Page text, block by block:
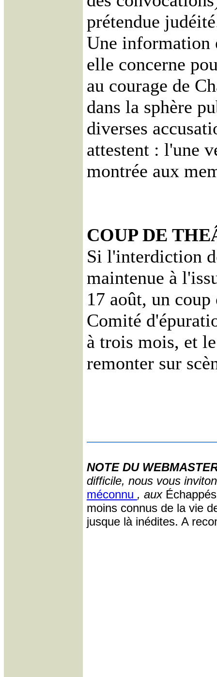
prétendue
Une information
elle concerne
au courage de
dans la sphère
diverses
attestent : l'une
montrée aux
COUP DE
Si l'interdiction
maintenue à
17 août, un
Comité
à trois mois, et
remonter sur
NOTE DU
difficile, nous vous
méconnu , aux
moins connus de la vie
jusque là inédites. A